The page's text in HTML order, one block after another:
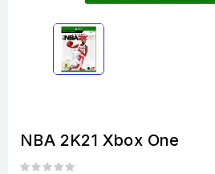
NBA 2K21 Xbox One